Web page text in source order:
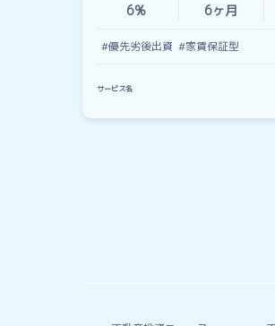
6% 6ヶ月
#優先劣後出資 #家賃保証型
サービス名